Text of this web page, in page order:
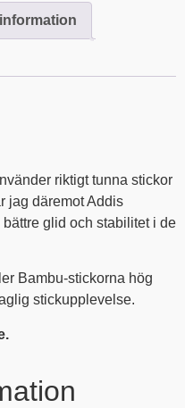
riktigt tunna stickor
jag däremot Addis
glid och stabilitet i de
Bambu-stickorna hög
stickupplevelse.